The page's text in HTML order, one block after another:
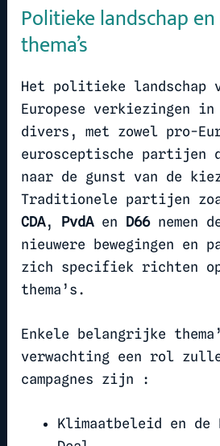
Politieke landschap
thema’s
Het politieke landschap
Europese verkiezingen
divers, met zowel pro-
eurosceptische partijen
naar de gunst van de
Traditionele partijen
CDA, PvdAen D66nemen
nieuwere bewegingen en
zich specifiek richten op
thema’s.
Enkele belangrijke
verwachting een rol
campagnes zijn :
Klimaatbeleid en de